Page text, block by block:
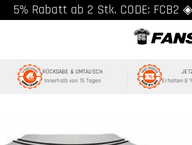
Kostenloser Versand ab 89 € ★
5% Rabatt ab 2 Stk. CODE: FCB2
RÜCKGABE & UMTAUSCH
Innerhalb von 15 Tagen
Erhalten 8